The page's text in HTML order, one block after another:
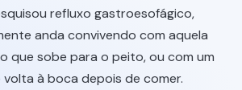
refluxo gastroesofágico,
anda convivendo com aquela
que sobe para o peito, ou com um
à boca depois de comer.